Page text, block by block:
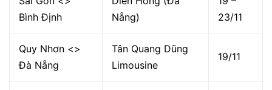
Bình Định
Nẵng)
23/11
Quy Nhơn <>
Đà Nẵng
Tân Quang Dũng
Limousine
19/11